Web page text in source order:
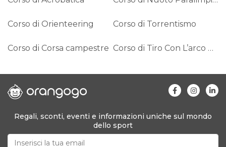
Corso di Orienteering Corso di Torrentismo
Corso di Corsa campestre Corso di Tiro Con L’arco Paralimpico
Regali, sconti, eventi e informazioni uniche sul mondo
dello sport